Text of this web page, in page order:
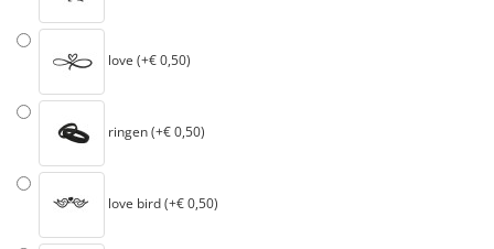
love (+€ 0,50)
ringen (+€ 0,50)
love bird (+€ 0,50)